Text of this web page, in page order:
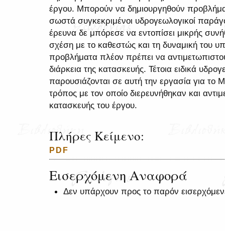
έργου. Μπορούν να δημιουργηθούν
σωστά συγκεκριμένοι υδρογεωλογικοί
έρευνα δε μπόρεσε να εντοπίσει μικρής
σχέση με το καθεστώς και τη δυναμική του
προβλήματα πλέον πρέπει να
διάρκεια της κατασκευής. Τέτοια ειδικά
παρουσιάζονται σε αυτή την εργασία για το
τρόπος με τον οποίο διερευνήθηκαν και
κατασκευής του έργου.
Πλήρες Κείμενο:
PDF
Εισερχόμενη Αναφορά
Δεν υπάρχουν προς το παρόν